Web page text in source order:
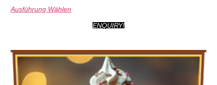
Ausführung Wählen
ENQUIRY!